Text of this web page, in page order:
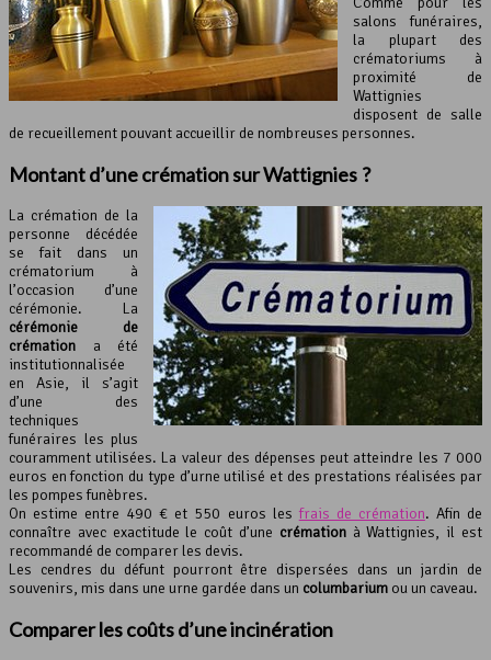
salons funéraires,
la plupart des
crématoriums à
proximité de
Wattignies
disposent de salle
de recueillement pouvant accueillir de nombreuses personnes.
Montant d’unecrémationsur Wattignies ?
La crémation de la
personne décédée
se fait dans un
crématorium à
l’occasion d’une
cérémonie. La
cérémonie de
crémation a été
institutionnalisée
en Asie, il s’agit
d’une des
techniques
funéraires les plus
couramment utilisées. La valeur des dépenses peut atteindre les 7 000
euros en fonction du type d’urne utilisé et des prestations réalisées par
les pompes funèbres.
On estime entre 490 € et 550 euros les frais de crémation. Afin de
connaître avec exactitude le coût d’une crémationà Wattignies, il est
recommandé de comparer les devis.
Les cendres du défunt pourront être dispersées dans un jardin de
souvenirs, mis dans une urne gardée dans un columbarium ou un caveau.
Comparer les coûts d’uneincinération